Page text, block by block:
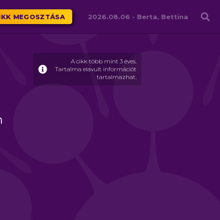
MEGOSZTÁSA 2026.08.06 - Berta, Bettina
A cikk több mint 3 éves.
Tartalma elavult információt
tartalmazhat.